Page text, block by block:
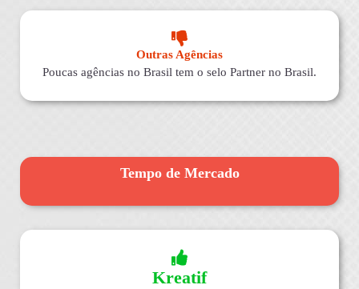
Outras Agências
Poucas agências no Brasil tem o selo Partner no Brasil.
Tempo de Mercado
Kreatif